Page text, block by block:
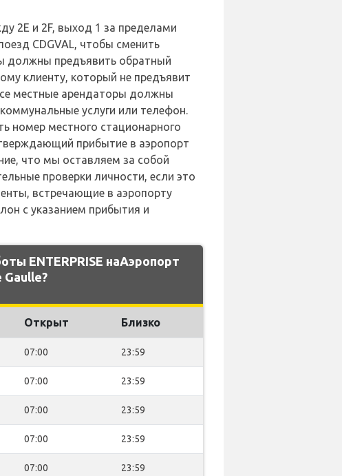
2E и 2F, выход 1 за пределами
CDGVAL, чтобы сменить
должны предъявить обратный
клиенту, который не предъявит
местные арендаторы должны
услуги или телефон.
номер местного стационарного
прибытие в аэропорт
что мы оставляем за собой
проверки личности, если это
встречающие в аэропорту
с указанием прибытия и
ENTERPRISE наАэропорт
Gaulle?
Открыт Близко
07:00 23:59
07:00 23:59
07:00 23:59
07:00 23:59
07:00 23:59